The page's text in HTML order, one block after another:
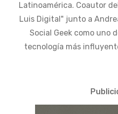
Latinoamérica. Coautor
Luis Digital" junto a
Social Geek como uno
tecnología más